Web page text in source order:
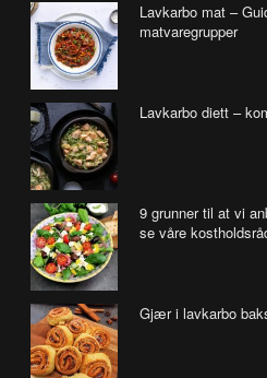
Lavkarbo mat –
matvaregrupper
Lavkarbo diett –
9 grunner til at vi
se våre
Gjær i lavkarbo